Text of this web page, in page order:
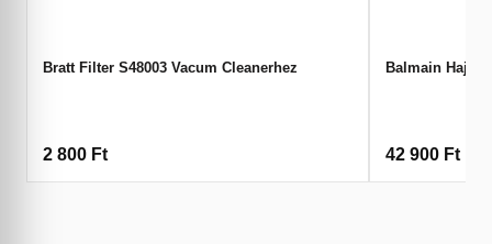
Bratt Filter S48003 Vacum Cleanerhez
2 800 Ft
Balmain
42 900 Ft